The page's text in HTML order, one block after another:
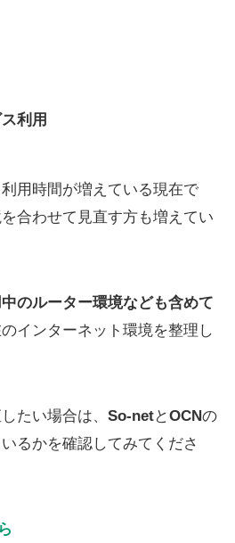
利用
用時間が増えている現在で
合わせて見直す方も増えてい
中のルーター環境なども含めて
インターネット環境を整理し
たい場合は、 So-netとOCNの
るかを確認してみてくださ